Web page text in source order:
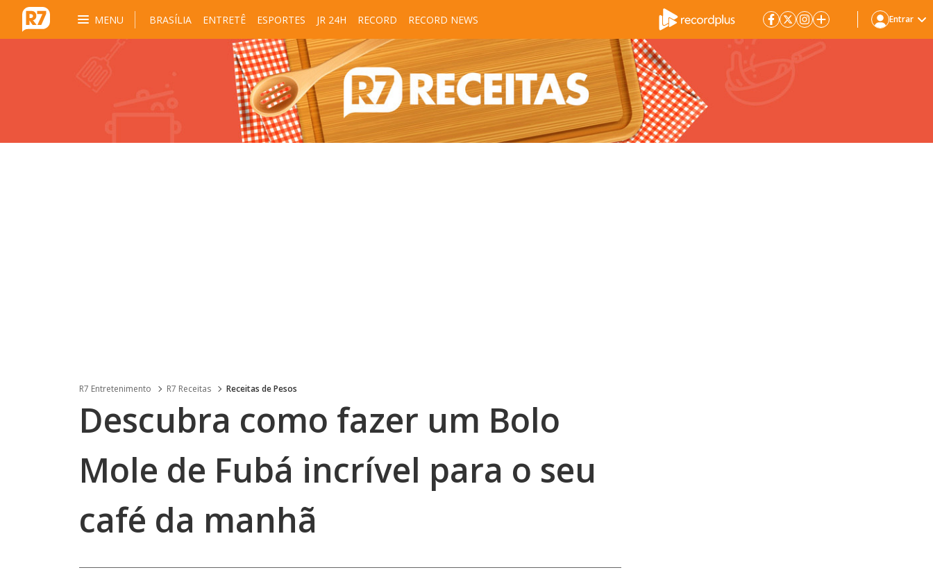
MENU BRASÍLIA ENTRETÊ ESPORTES JR 24H RECORD RECORD NEWS Entrar
R7 Entretenimento R7 Receitas Receitas de Pesos
Descubra como fazer um Bolo
Mole de Fubá incrível para o seu
café da manhã